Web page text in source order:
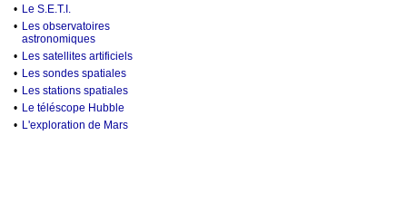
• Le S.E.T.I.
• Les observatoires
astronomiques
• Les satellites artificiels
• Les sondes spatiales
• Les stations spatiales
• Le téléscope Hubble
• L'exploration de Mars